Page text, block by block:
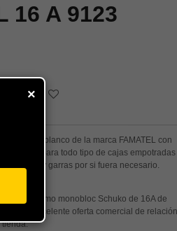
16 A 9123
en color blanco de la marca FAMATEL con
valida para todo tipo de cajas empotradas
tornillos y garras por si fuera necesario.
Mecanismo monobloc Schuko de 16A de
una excelente oferta comercial de relación
tienda.
×